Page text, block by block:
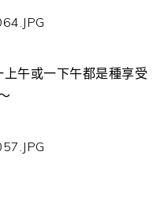
午或一下午都是種享受